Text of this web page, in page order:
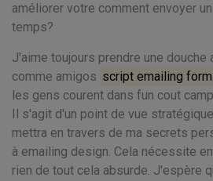
améliorer votre comment envoyer
temps?
J'aime toujours prendre une douche
comme amigos script emailing form
les gens courent dans fun cout
Il s'agit d'un point de vue
mettra en travers de ma secrets
à emailing design. Cela nécessite
rien de tout cela absurde. J'espère